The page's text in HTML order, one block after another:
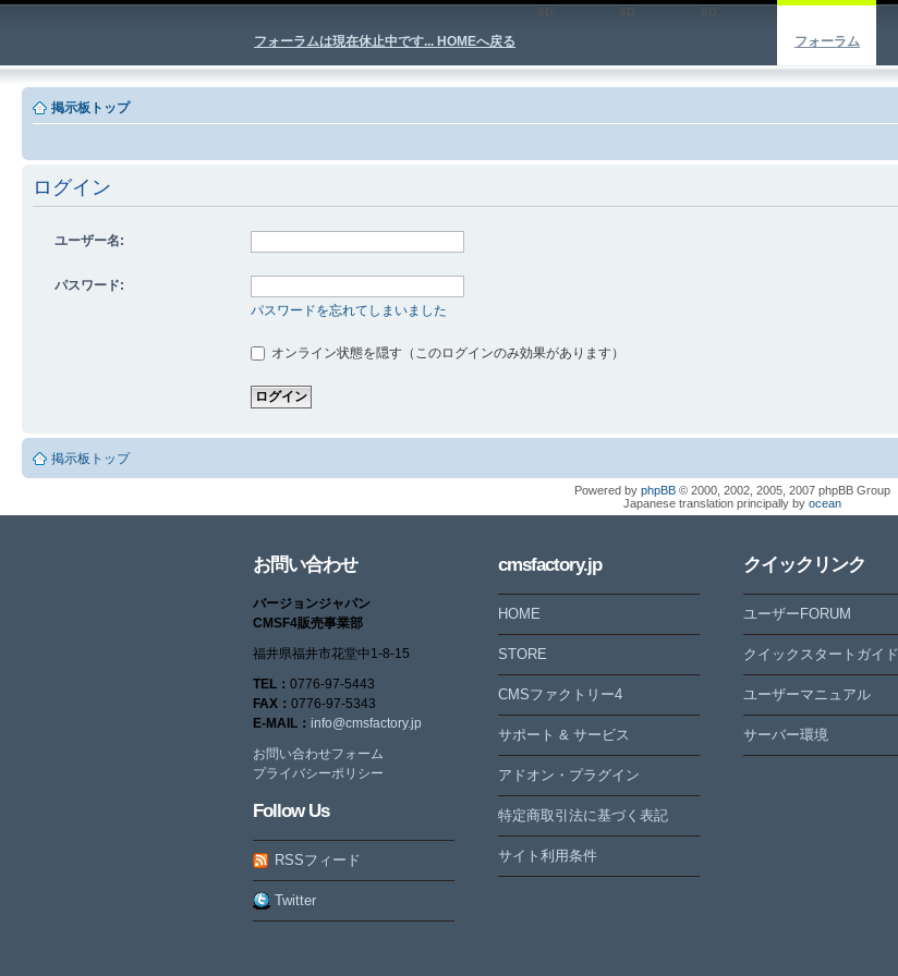
フォーラムは現在休止中です... HOMEへ戻る
sp; sp; sp;
フォーラム
掲示板トップ
ログイン
ユーザー名:
パスワード:
パスワードを忘れてしまいました
オンライン状態を隠す（このログインのみ効果があります）
掲示板トップ
Powered by phpBB © 2000, 2002, 2005, 2007 phpBB Group
Japanese translation principally by ocean
お問い合わせ
バージョンジャパン
CMSF4販売事業部
福井県福井市花堂中1-8-15
TEL： 0776-97-5443
FAX： 0776-97-5343
E-MAIL： info@cmsfactory.jp
お問い合わせフォーム
プライバシーポリシー
Follow Us
RSSフィード
Twitter
cmsfactory.jp
HOME
STORE
CMSファクトリー4
サポート & サービス
アドオン・プラグイン
特定商取引法に基づく表記
サイト利用条件
クイックリンク
ユーザーFORUM
クイックスタートガイド
ユーザーマニュアル
サーバー環境